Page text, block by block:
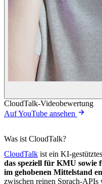
CloudTalk-Videobewertung
Auf YouTube ansehen
Was ist CloudTalk?
CloudTalk ist ein KI-gestütztes
das speziell für KMU sowie
im gehobenen Mittelstand
zwischen reinen Sprach-